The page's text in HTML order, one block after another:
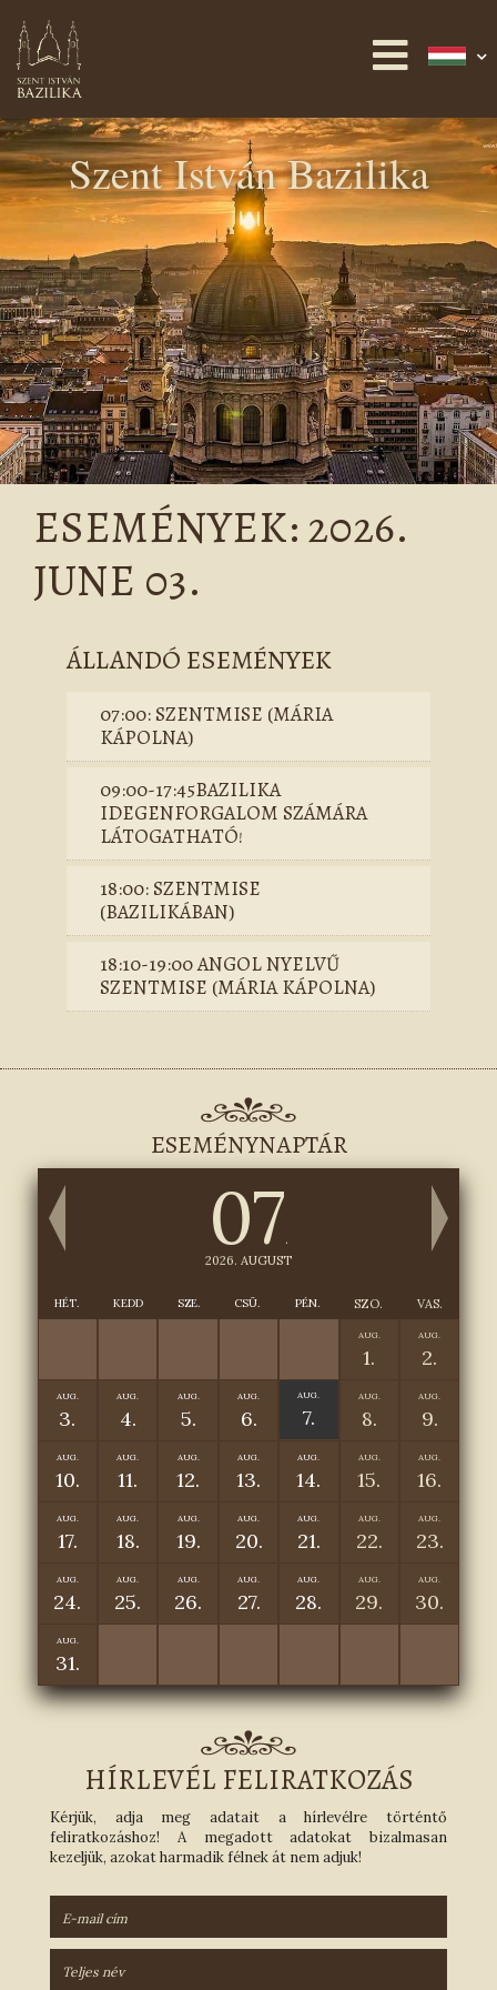
Szent István Bazilika
ESEMÉNYEK: 2026.
JUNE 03.
ÁLLANDÓ ESEMÉNYEK
07:00: SZENTMISE (MÁRIA
KÁPOLNA)
09:00-17:45BAZILIKA
IDEGENFORGALOM SZÁMÁRA
LÁTOGATHATÓ!
18:00: SZENTMISE
(BAZILIKÁBAN)
18:10-19:00 ANGOL NYELVŰ
SZENTMISE (MÁRIA KÁPOLNA)
ESEMÉNYNAPTÁR
07.
2026. AUGUST
HÉT. KEDD SZE. CSÜ. PÉN. SZO. VAS.
AUG.
1.
AUG.
2.
AUG.
3.
AUG.
4.
AUG.
5.
AUG.
6.
AUG.
7.
AUG.
8.
AUG.
9.
AUG.
10.
AUG.
11.
AUG.
12.
AUG.
13.
AUG.
14.
AUG.
15.
AUG.
16.
AUG.
17.
AUG.
18.
AUG.
19.
AUG.
20.
AUG.
21.
AUG.
22.
AUG.
23.
AUG.
24.
AUG.
25.
AUG.
26.
AUG.
27.
AUG.
28.
AUG.
29.
AUG.
30.
AUG.
31.
HÍRLEVÉL FELIRATKOZÁS
Kérjük, adja meg adatait a hírlevélre történtő
feliratkozáshoz! A megadott adatokat bizalmasan
kezeljük, azokat harmadik félnek át nem adjuk!